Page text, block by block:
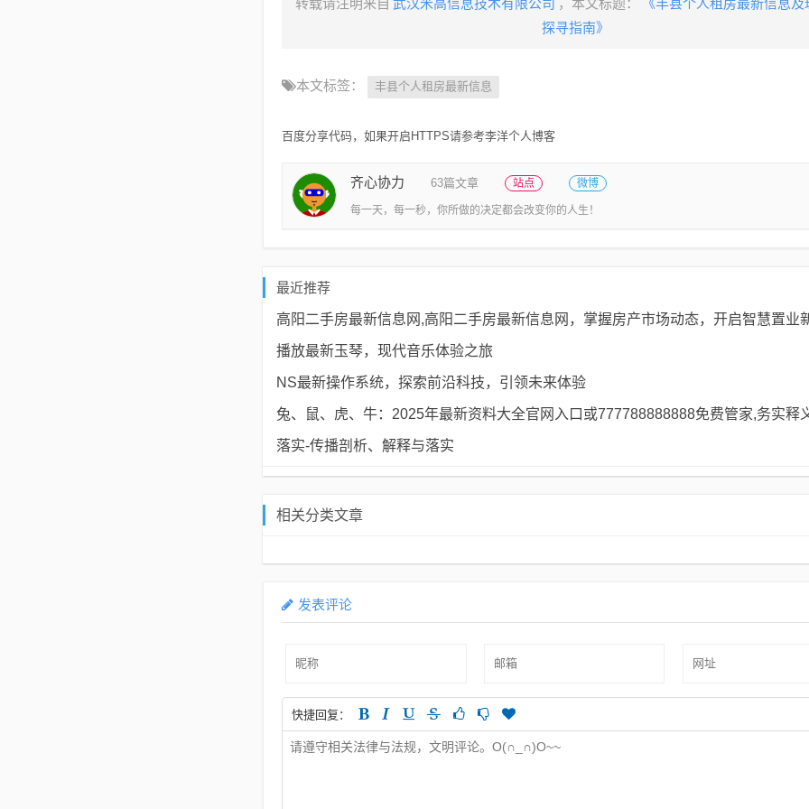
转载请注明来自 武汉米高信息技术有限公司 ，本文标题：
《丰县个人租房最新信息
探寻指南》
本文标签： 丰县个人租房最新信息
百度分享代码，如果开启HTTPS请参考李洋个人博客
齐心协力 63篇文章 站点 微博
每一天，每一秒，你所做的决定都会改变你的人生！
最近推荐
高阳二手房最新信息网,高阳二手房最新信息网，掌握房产市场动态，开启智慧置业
播放最新玉琴，现代音乐体验之旅
NS最新操作系统，探索前沿科技，引领未来体验
兔、鼠、虎、牛：2025年最新资料大全官网入口或777788888888免费管家,务实释
落实-传播剖析、解释与落实
相关分类文章
发表评论
快捷回复：